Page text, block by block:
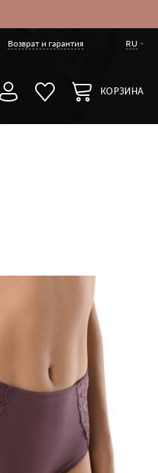
Возврат и гарантия RU
КОРЗИНА